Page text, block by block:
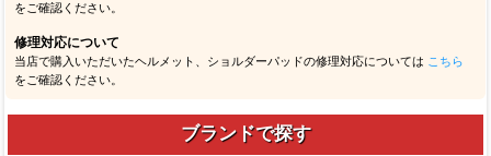
をご確認ください。
修理対応について
当店で購入いただいたヘルメット、ショルダーパッドの修理対応については こちら
をご確認ください。
ブランドで探す